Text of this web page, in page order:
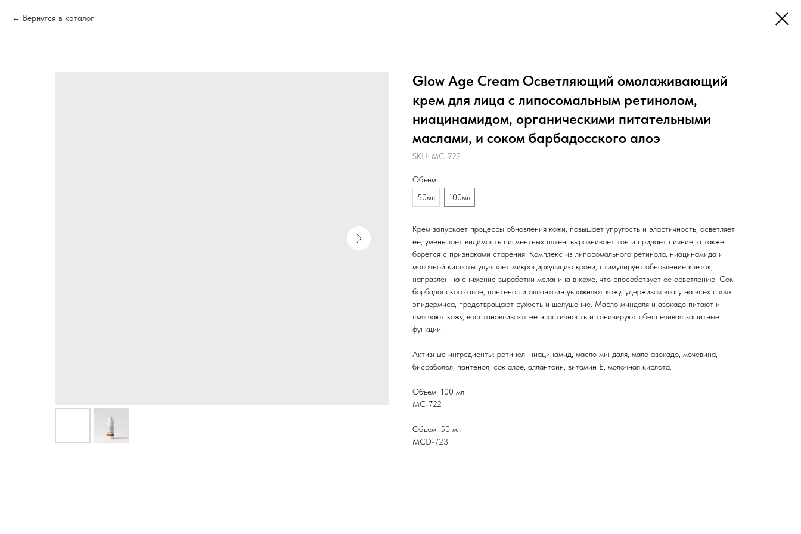
Вернутся в каталог
Glow Age Cream Осветляющий омолаживающий
крем для лица с липосомальным ретинолом,
ниацинамидом, органическими питательными
маслами, и соком барбадосского алоэ
SKU: MC-722
Объем
50мл
100мл
Крем запускает процессы обновления кожи, повышает упругость и эластичность, осветляет
ее, уменьшает видимость пигментных пятен, выравнивает тон и придает сияние, а также
борется с признаками старения. Комплекс из липосомального ретинола, ниацинамида и
молочной кислоты улучшает микроциркуляцию крови, стимулирует обновление клеток,
направлен на снижение выработки меланина в коже, что способствует ее осветлению. Сок
барбадосского алое, пантенол и аллантоин увлажняют кожу, удерживая влагу на всех слоях
эпидермиса, предотвращают сухость и шелушение. Масло миндаля и авокадо питают и
смягчают кожу, восстанавливают ее эластичность и тонизируют обеспечивая защитные
функции.
Активные ингредиенты: ретинол, ниацинамид, масло миндаля, мало авокадо, мочевина,
биссаболол, пантенол, сок алое, аллантоин, витамин Е, молочная кислота.
Объем: 100 мл
MC-722
Объем: 50 мл
MCD-723